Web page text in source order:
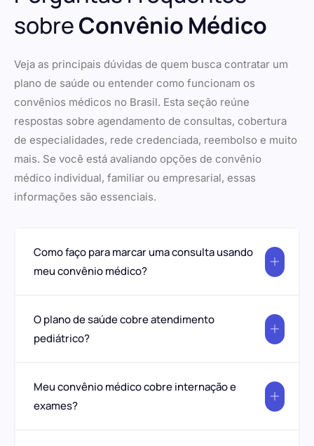
sobreConvênio Médico
Veja as principais dúvidas de quem busca contratar um
plano de saúde ou entender como funcionam os
convênios médicos no Brasil. Esta seção reúne
respostas sobre agendamento de consultas, cobertura
de especialidades, rede credenciada, reembolso e muito
mais. Se você está avaliando opções de convênio
médico individual, familiar ou empresarial, essas
informações são essenciais.
Como faço para marcar uma consulta usando
meu convênio médico?
O plano de saúde cobre atendimento
pediátrico?
Meu convênio médico cobre internação e
exames?